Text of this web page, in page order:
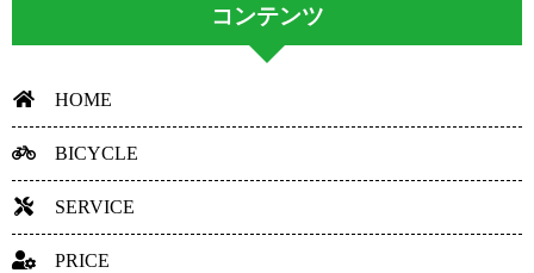
コンテンツ
HOME
BICYCLE
SERVICE
PRICE